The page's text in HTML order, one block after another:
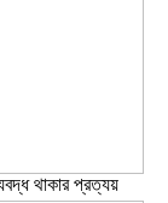
থাকার প্রত্যয়